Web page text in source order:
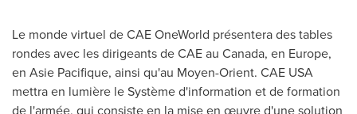
Le monde virtuel de CAE OneWorld présentera des tables
rondes avec les dirigeants de CAE au Canada, en Europe,
en Asie Pacifique, ainsi qu'au Moyen-Orient. CAE USA
mettra en lumière le Système d'information et de formation
de l'armée, qui consiste en la mise en œuvre d'une solution